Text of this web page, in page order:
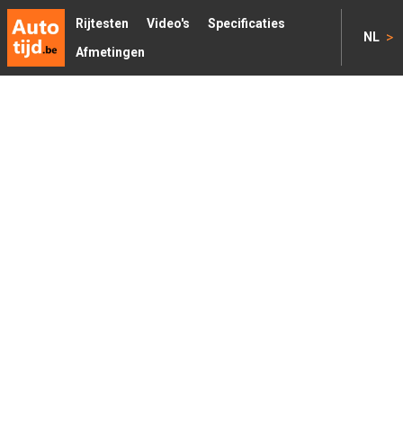
Rijtesten Video's
Specificaties
Afmetingen
NL >